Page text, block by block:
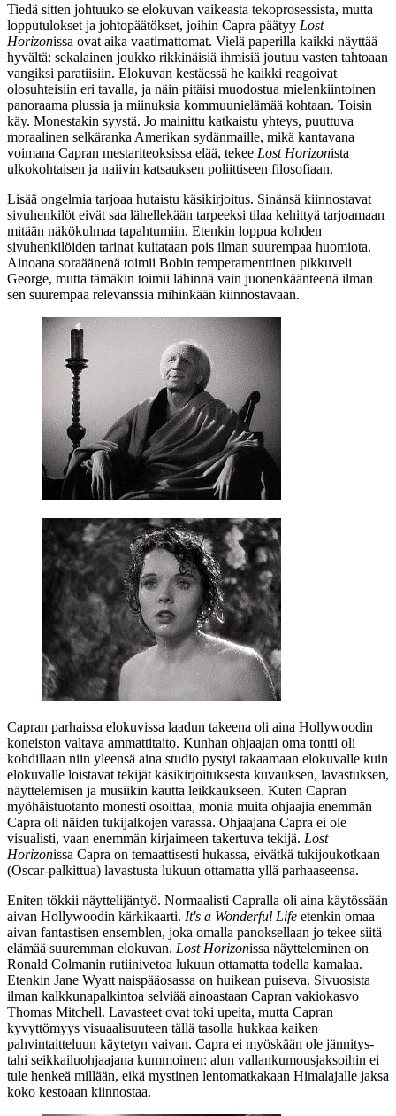
Tiedä sitten johtuuko se elokuvan vaikeasta tekoprosessista, mutta
lopputulokset ja johtopäätökset, joihin Capra päätyy Lost
Horizonissa ovat aika vaatimattomat. Vielä paperilla kaikki näyttää
hyvältä: sekalainen joukko rikkinäisiä ihmisiä joutuu vasten tahtoaan
vangiksi paratiisiin. Elokuvan kestäessä he kaikki reagoivat
olosuhteisiin eri tavalla, ja näin pitäisi muodostua mielenkiintoinen
panoraama plussia ja miinuksia kommuunielämää kohtaan. Toisin
käy. Monestakin syystä. Jo mainittu katkaistu yhteys, puuttuva
moraalinen selkäranka Amerikan sydänmaille, mikä kantavana
voimana Capran mestariteoksissa elää, tekee Lost Horizonista
ulkokohtaisen ja naiivin katsauksen poliittiseen filosofiaan.
Lisää ongelmia tarjoaa hutaistu käsikirjoitus. Sinänsä kiinnostavat
sivuhenkilöt eivät saa lähellekään tarpeeksi tilaa kehittyä tarjoamaan
mitään näkökulmaa tapahtumiin. Etenkin loppua kohden
sivuhenkilöiden tarinat kuitataan pois ilman suurempaa huomiota.
Ainoana soraäänenä toimii Bobin temperamenttinen pikkuveli
George, mutta tämäkin toimii lähinnä vain juonenkäänteenä ilman
sen suurempaa relevanssia mihinkään kiinnostavaan.
Capran parhaissa elokuvissa laadun takeena oli aina Hollywoodin
koneiston valtava ammattitaito. Kunhan ohjaajan oma tontti oli
kohdillaan niin yleensä aina studio pystyi takaamaan elokuvalle kuin
elokuvalle loistavat tekijät käsikirjoituksesta kuvauksen, lavastuksen,
näyttelemisen ja musiikin kautta leikkaukseen. Kuten Capran
myöhäistuotanto monesti osoittaa, monia muita ohjaajia enemmän
Capra oli näiden tukijalkojen varassa. Ohjaajana Capra ei ole
visualisti, vaan enemmän kirjaimeen takertuva tekijä. Lost
Horizonissa Capra on temaattisesti hukassa, eivätkä tukijoukotkaan
(Oscar-palkittua) lavastusta lukuun ottamatta yllä parhaaseensa.
Eniten tökkii näyttelijäntyö. Normaalisti Capralla oli aina käytössään
aivan Hollywoodin kärkikaarti. It's a Wonderful Life etenkin omaa
aivan fantastisen ensemblen, joka omalla panoksellaan jo tekee siitä
elämää suuremman elokuvan. Lost Horizonissa näytteleminen on
Ronald Colmanin rutiinivetoa lukuun ottamatta todella kamalaa.
Etenkin Jane Wyatt naispääosassa on huikean puiseva. Sivuosista
ilman kalkkunapalkintoa selviää ainoastaan Capran vakiokasvo
Thomas Mitchell. Lavasteet ovat toki upeita, mutta Capran
kyvyttömyys visuaalisuuteen tällä tasolla hukkaa kaiken
pahvintaitteluun käytetyn vaivan. Capra ei myöskään ole jännitys‑
tahi seikkailuohjaajana kummoinen: alun vallankumousjaksoihin ei
tule henkeä millään, eikä mystinen lentomatkakaan Himalajalle jaksa
koko kestoaan kiinnostaa.